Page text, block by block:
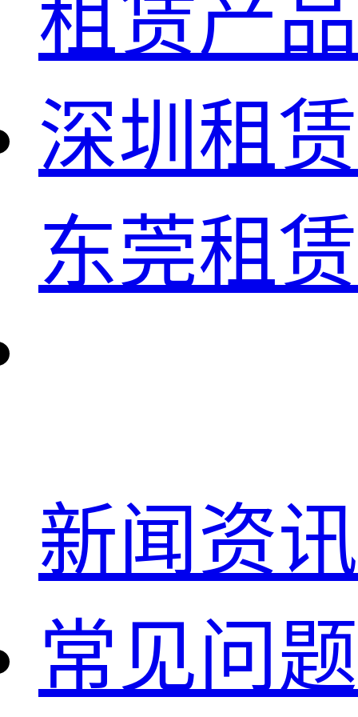
租赁产品
深圳租
东莞租
新闻资讯
常见问题